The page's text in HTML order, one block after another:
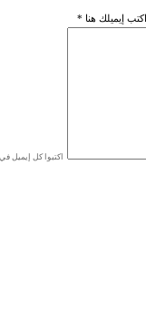
* اكتب إيميلك هنا